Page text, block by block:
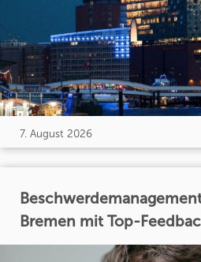
7. August 2026
Bremen mit Top-